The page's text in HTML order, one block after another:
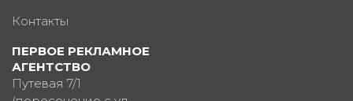
Контакты
ПЕРВОЕ РЕКЛАМНОЕ
АГЕНТСТВО
Путевая 7/1